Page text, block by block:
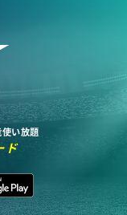
い放題
ド